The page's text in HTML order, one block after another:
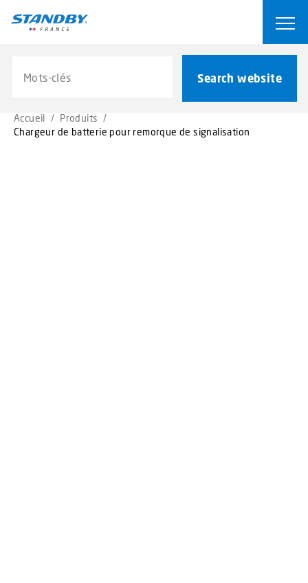
k
a
i
Search website
Accueil / Produits /
Chargeur de batterie pour remorque de signalisation